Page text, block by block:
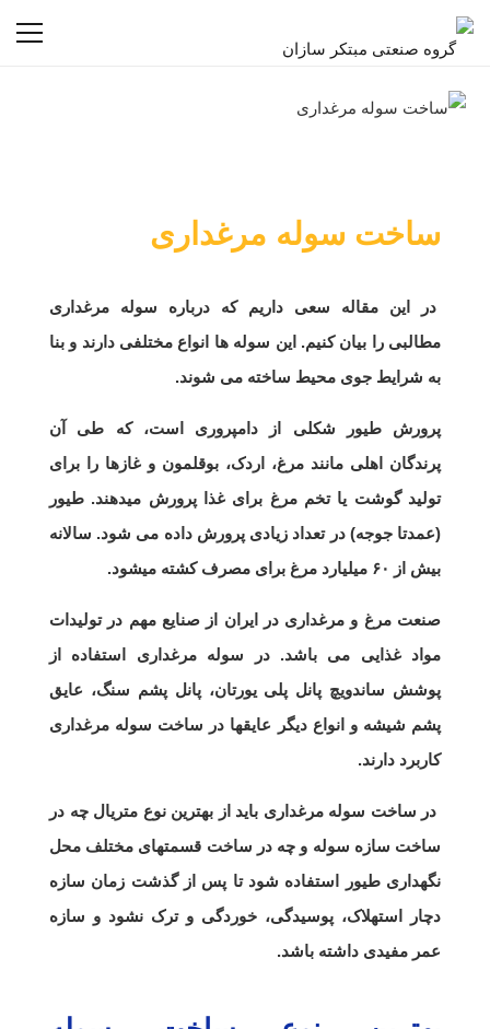
ساخت سوله مرغداری
در این مقاله سعی داریم که درباره سوله مرغداری
مطالبی را بیان کنیم. این سوله ها انواع مختلفی دارند و بنا
به شرایط جوی محیط ساخته می شوند.
پرورش طیور شکلی از دامپروری است، که طی آن
پرندگان اهلی مانند مرغ، اردک، بوقلمون و غازها را برای
تولید گوشت یا تخم مرغ برای غذا پرورش میدهند. طیور
(عمدتا جوجه) در تعداد زیادی پرورش داده می شود. سالانه
بیش از ۶۰ میلیارد مرغ برای مصرف کشته میشود.
صنعت مرغ و مرغداری در ایران از صنایع مهم در تولیدات
مواد غذایی می باشد. در سوله مرغداری استفاده از
پوشش ساندویچ پانل پلی یورتان، پانل پشم سنگ، عایق
پشم شیشه و انواع دیگر عایقها در ساخت سوله مرغداری
کاربرد دارند.
در ساخت سوله مرغداری باید از بهترین نوع متریال چه در
ساخت سازه سوله و چه در ساخت قسمتهای مختلف محل
نگهداری طیور استفاده شود تا پس از گذشت زمان سازه
دچار استهلاک، پوسیدگی، خوردگی و ترک نشود و سازه
عمر مفیدی داشته باشد.